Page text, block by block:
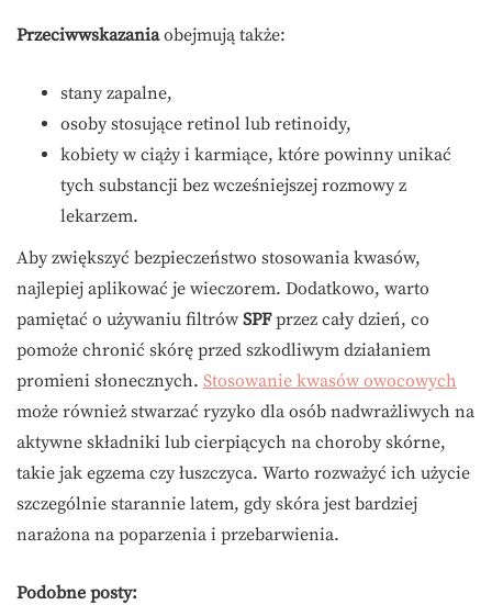
Przeciwwskazaniaobejmują także:
stany zapalne,
osoby stosujące retinol lub retinoidy,
kobiety w ciąży i karmiące, które powinny unikać
tych substancji bez wcześniejszej rozmowy z
lekarzem.
Aby zwiększyć bezpieczeństwo stosowania kwasów,
najlepiej aplikować je wieczorem. Dodatkowo, warto
pamiętać o używaniu filtrów SPFprzez cały dzień, co
pomoże chronić skórę przed szkodliwym działaniem
promieni słonecznych. Stosowanie kwasów owocowych
może również stwarzać ryzyko dla osób nadwrażliwych na
aktywne składniki lub cierpiących na choroby skórne,
takie jak egzema czy łuszczyca. Warto rozważyć ich użycie
szczególnie starannie latem, gdy skóra jest bardziej
narażona na poparzenia i przebarwienia.
Podobne posty: